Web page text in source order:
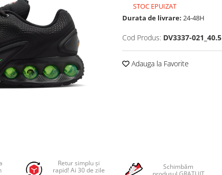
STOC EPUIZAT
Durata de livrare: 24-48H
Cod Produs: DV3337-021_40.5
Adauga la Favorite
Retur simplu și
rapid! Ai 30 de zile
Schimbăm